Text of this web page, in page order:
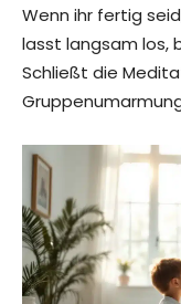
Wenn ihr fertig
lasst langsam los,
Schließt die